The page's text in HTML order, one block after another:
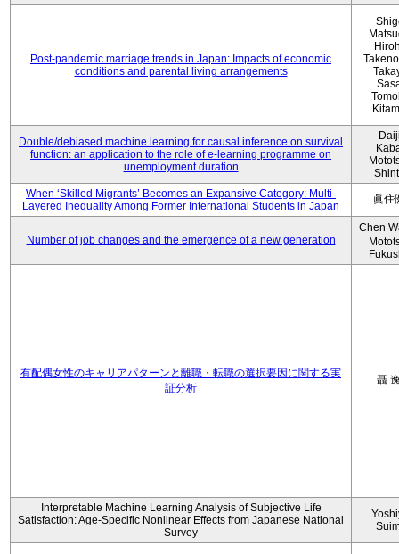
Post-pandemic marriage trends in Japan: Impacts of economic
conditions and parental living arrangements
Double/debiased machine learning for causal inference on survival
function: an application to the role of e-learning programme on
unemployment duration
When ‘Skilled Migrants’ Becomes an Expansive Category: Multi-
Layered Inequality Among Former International Students in Japan
眞住
Number of job changes and the emergence of a new generation
Chen
有配偶女性のキャリアパターンと離職・転職の選択要因に関する実
証分析
聶
Interpretable Machine Learning Analysis of Subjective Life
Satisfaction: Age-Specific Nonlinear Effects from Japanese National
Survey